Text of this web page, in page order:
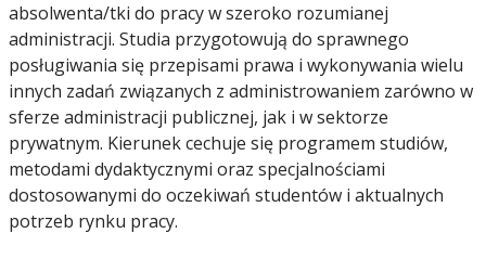
absolwenta/tki do pracy w szeroko rozumianej
administracji. Studia przygotowują do sprawnego
posługiwania się przepisami prawa i wykonywania wielu
innych zadań związanych z administrowaniem zarówno w
sferze administracji publicznej, jak i w sektorze
prywatnym. Kierunek cechuje się programem studiów,
metodami dydaktycznymi oraz specjalnościami
dostosowanymi do oczekiwań studentów i aktualnych
potrzeb rynku pracy.